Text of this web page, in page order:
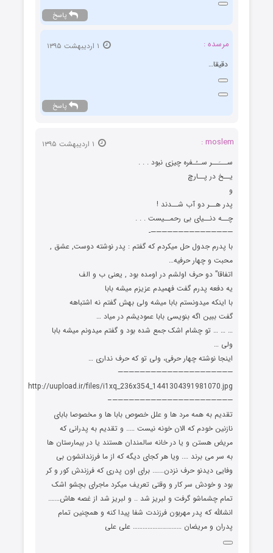
پاسخ
مرسده :
دقیقا…
پاسخ
moslem :
ســـَــر ســُـفره چیزی نبود . . .
یــخ در پــارچ
و
پدر هــر دو آب شــدند !
چــه دنــیای بی رحمــیست . . .
———————————————-
با پدرم جدول حل میکردم که گفتم : پدر نوشته دوست, عشق ,
محبت و چهار حرفیه…
اتفاقا” دو حرف اولشم در اومده بود , یعنی ب و الف
یه دفعه پدرم گفت فهمیدم عزیزم میشه بابا
با اینکه میدونستم بابا میشه ولی بهش گفتم نه اشتباهه
گفت ببین اگه بنویسی بابا عمودیشم در میاد …
… … … تو چشام اشک جمع شده بود و گفتم میدونم میشه بابا
ولی …
اینجا نوشته چهار حرفی، ولی تو که حرف نداری …
—————————————————————
http://uupload.ir/files/i1xq_236x354_1441304391981070.jpg
——————————————————————–
تقدیم به همه مرد ها و علل خصوص بابا ها و مخصوصا بابای
نازنین خودم که الان خونه نیست ….. و تقدیم به پدرانی که
مریض هستن و یا در خانه سالمندان هستند یا در بیمارستان ها
به سر می برند …. ویا هر کجای دیگه که از ما فرزندانشون بی
وفایی دیدنو حرف نزدن……. برای اون پدری که فرزندش کور و کر
بود و خودش سر کار و وقتی تعریف میکرد ماجرای بچشو اشک
تمام چشماشو گرفت و لبریز شد .. و لبریز شد از غصه هاش…….
انشالله که پدر مهربون فرزندت شفا پیدا کنه و همچنین تمام
پدران و مریضان ………………………… علی علی